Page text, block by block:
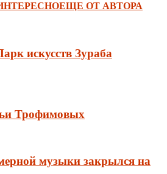
ЕЩЕ ОТ АВТОРА
искусств Зураба
Трофимовых
музыки закрылся на